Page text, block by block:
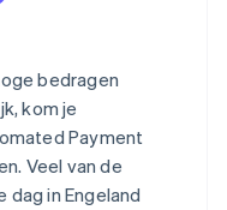
bedragen
kom je
Payment
Veel van de
in Engeland